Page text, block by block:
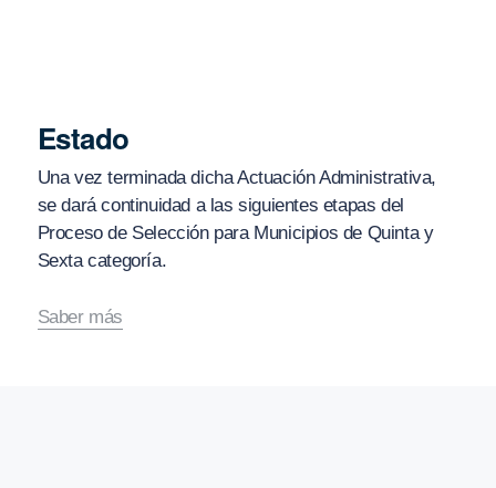
Estado
Una vez terminada dicha Actuación Administrativa,
se dará continuidad a las siguientes etapas del
Proceso de Selección para Municipios de Quinta y
Sexta categoría.
Saber más